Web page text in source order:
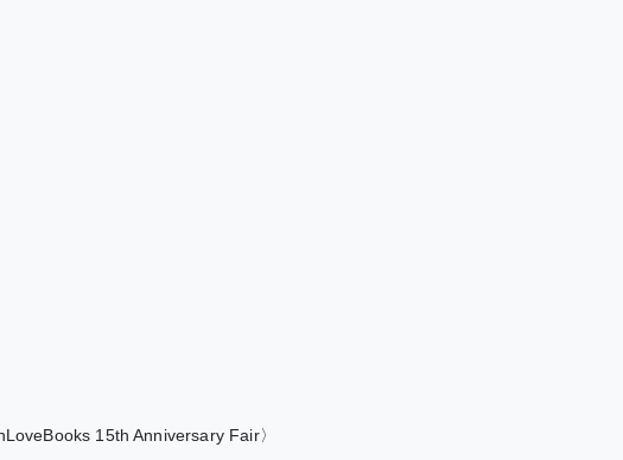
15th Anniversary Fair〉